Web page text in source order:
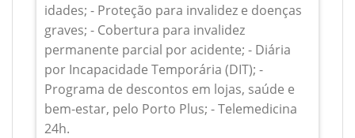
idades; - Proteção para invalidez e doenças
graves; - Cobertura para invalidez
permanente parcial por acidente; - Diária
por Incapacidade Temporária (DIT); -
Programa de descontos em lojas, saúde e
bem-estar, pelo Porto Plus; - Telemedicina
24h.